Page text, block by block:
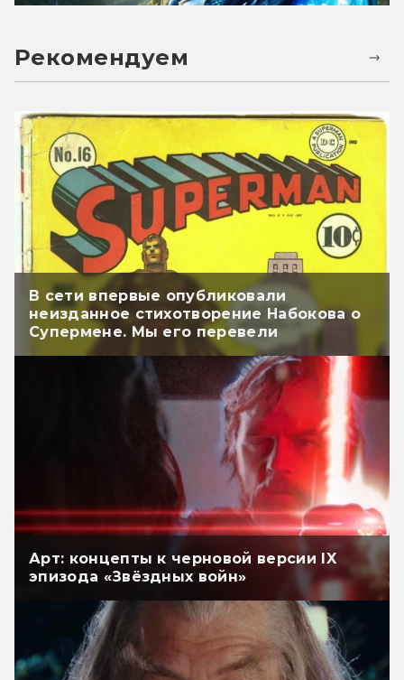
Рекомендуем
В сети впервые опубликовали
неизданное стихотворение Набокова о
Супермене. Мы его перевели
Арт: концепты к черновой версии IX
эпизода «Звёздных войн»